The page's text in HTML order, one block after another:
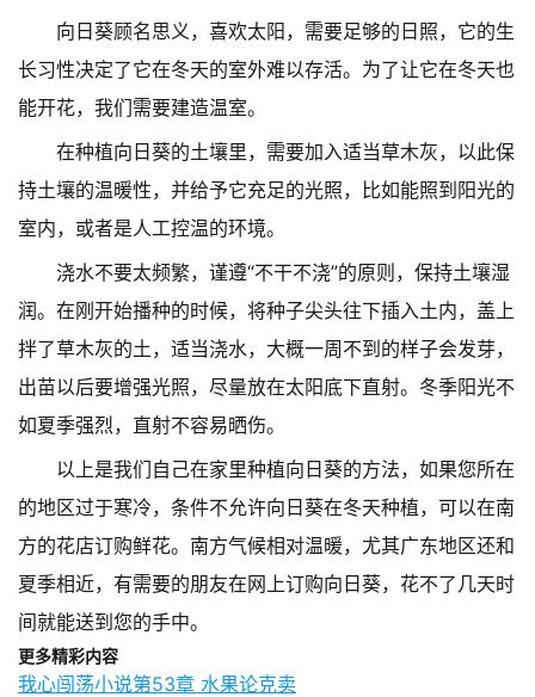
向日葵顾名思义，喜欢太阳，需要足够的日照，它的生
长习性决定了它在冬天的室外难以存活。为了让它在冬天也
能开花，我们需要建造温室。
在种植向日葵的土壤里，需要加入适当草木灰，以此保
持土壤的温暖性，并给予它充足的光照，比如能照到阳光的
室内，或者是人工控温的环境。
浇水不要太频繁，谨遵“不干不浇”的原则，保持土壤湿
润。在刚开始播种的时候，将种子尖头往下插入土内，盖上
拌了草木灰的土，适当浇水，大概一周不到的样子会发芽，
出苗以后要增强光照，尽量放在太阳底下直射。冬季阳光不
如夏季强烈，直射不容易晒伤。
以上是我们自己在家里种植向日葵的方法，如果您所在
的地区过于寒冷，条件不允许向日葵在冬天种植，可以在南
方的花店订购鲜花。南方气候相对温暖，尤其广东地区还和
夏季相近，有需要的朋友在网上订购向日葵，花不了几天时
间就能送到您的手中。
更多精彩内容
我心闯荡小说第53章 水果论克卖